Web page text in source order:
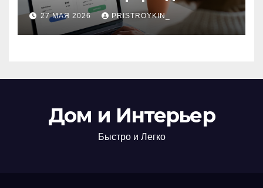
поиска авиабилетов и
железнодорожных
билетов
27 МАЯ 2026 PRISTROYKIN_
Дом и Интерьер
Быстро и Легко